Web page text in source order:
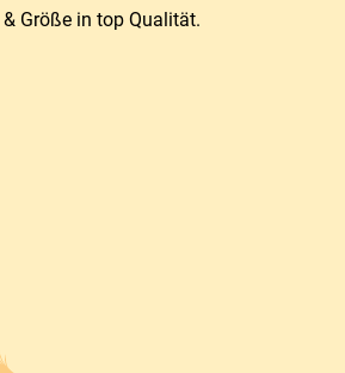
Größe in top Qualität.